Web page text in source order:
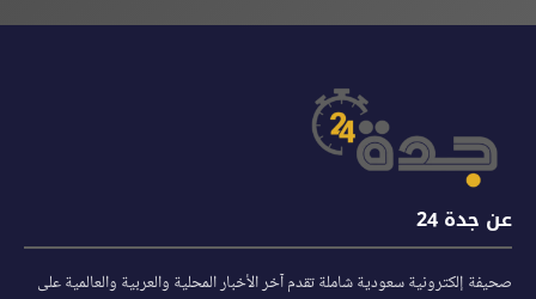
عن جدة 24
صحيفة إلكترونية سعودية شاملة تقدم آخر الأخبار المحلية والعربية والعالمية على